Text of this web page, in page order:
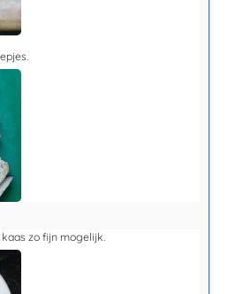
zo fijn mogelijk.